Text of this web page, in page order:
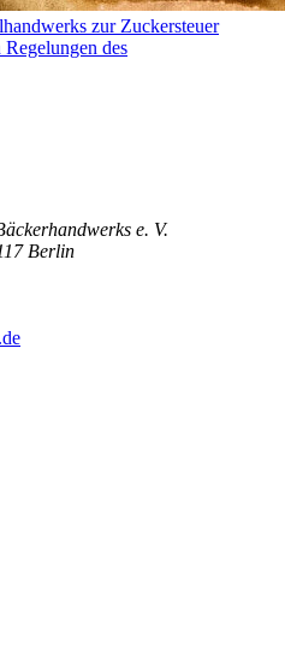
zur Zuckersteuer
des
e. V.
Berlin